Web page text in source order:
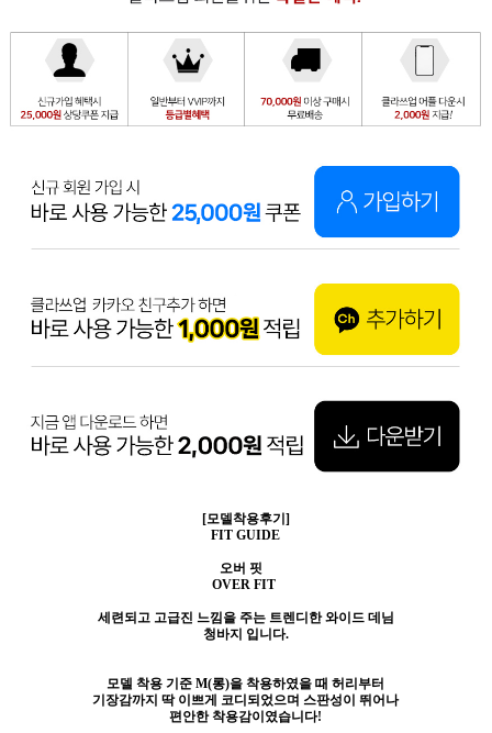
[모델착용후기]
FIT GUIDE
오버 핏
OVER FIT
세련되고 고급진 느낌을 주는 트렌디한 와이드 데님
청바지 입니다.
모델 착용 기준 M(롱)을 착용하였을 때 허리부터
기장감까지 딱 이쁘게 코디되었으며 스판성이 뛰어나
편안한 착용감이였습니다!